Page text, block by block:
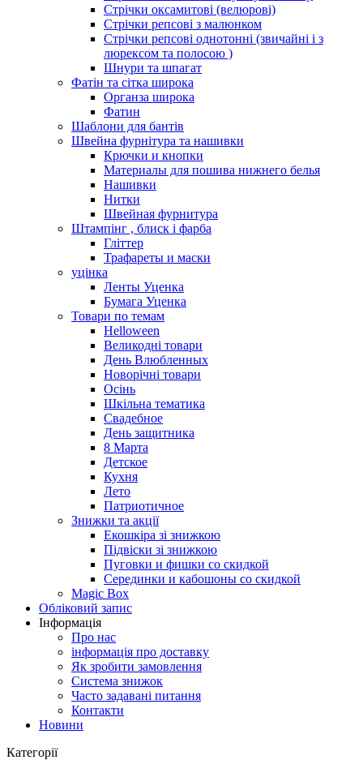
Стрічки оксамитові (велюрові)
Стрічки репсові з малюнком
Стрічки репсові однотонні (звичайні і з
люрексом та полосою )
Шнури та шпагат
Фатін та сітка широка
Органза широка
Фатин
Шаблони для бантів
Швейна фурнітура та нашивки
Крючки и кнопки
Материалы для пошива нижнего белья
Нашивки
Нитки
Швейная фурнитура
Штампінг , блиск і фарба
Гліттер
Трафареты и маски
уцінка
Ленты Уценка
Бумага Уценка
Товари по темам
Helloween
Великодні товари
День Влюбленных
Новорічні товари
Осінь
Шкільна тематика
Свадебное
День защитника
8 Марта
Детское
Кухня
Лето
Патриотичное
Знижки та акції
Екошкіра зі знижкою
Підвіски зі знижкою
Пуговки и фишки со скидкой
Серединки и кабошоны со скидкой
Magic Box
Обліковий запис
Інформація
Про нас
інформація про доставку
Як зробити замовлення
Система знижок
Часто задавані питання
Контакти
Новини
Категорії